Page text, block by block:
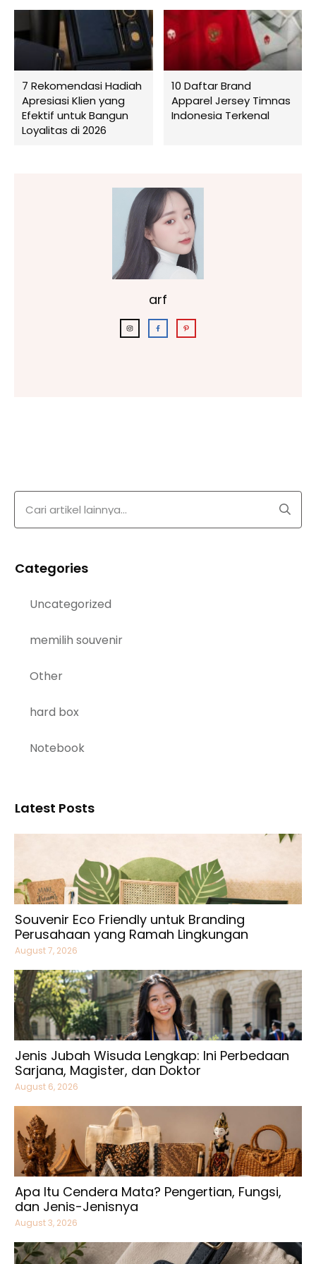
7 Rekomendasi Hadiah
Apresiasi Klien yang
Efektif untuk Bangun
Loyalitas di 2026
10 Daftar Brand
Apparel Jersey Timnas
Indonesia Terkenal
arf
Categories
Uncategorized
memilih souvenir
Other
hard box
Notebook
Latest Posts
Souvenir Eco Friendly untuk Branding
Perusahaan yang Ramah Lingkungan
August 7, 2026
Jenis Jubah Wisuda Lengkap: Ini Perbedaan
Sarjana, Magister, dan Doktor
August 6, 2026
Apa Itu Cendera Mata? Pengertian, Fungsi,
dan Jenis-Jenisnya
August 3, 2026